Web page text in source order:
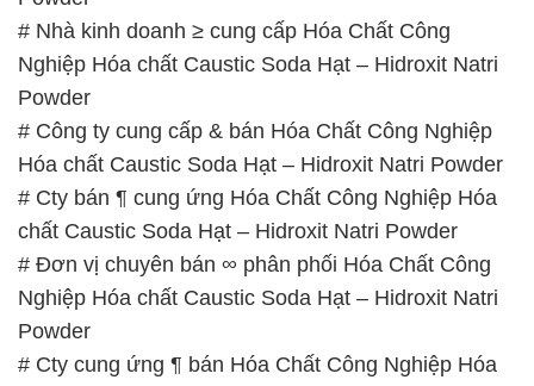
Hóa chất Caustic Soda Hạt – Hidroxit Natri Powder
# Cty bán ¶ cung ứng Hóa Chất Công Nghiệp Hóa
chất Caustic Soda Hạt – Hidroxit Natri Powder
# Đơn vị chuyên bán ∞ phân phối Hóa Chất Công
Nghiệp Hóa chất Caustic Soda Hạt – Hidroxit Natri
Powder
# Cty cung ứng ¶ bán Hóa Chất Công Nghiệp Hóa
chất Caustic Soda Hạt – Hidroxit Natri Powder
# Đơn vị bán — kinh doanh Hóa Chất Công Nghiệp
Hóa chất Caustic Soda Hạt – Hidroxit Natri Powder
# Đơn vị phân phối \ bán Hóa Chất Công Nghiệp